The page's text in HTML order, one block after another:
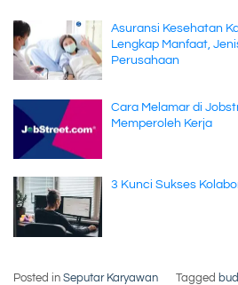
Asuransi Kesehatan
Lengkap Manfaat,
Perusahaan
Cara Melamar di
Memperoleh Kerja
3 Kunci Sukses
Posted in Seputar Karyawan Tagged